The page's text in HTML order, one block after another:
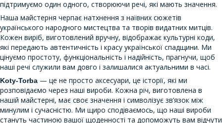
підтримуємо один одного, створюючи речі, які мають значення.
Наша майстерня черпає натхнення з наївних сюжетів
українського народного мистецтва та творів видатних митців.
Кожен виріб, виготовлений вручну, відображає культурні коди,
які передають автентичність і красу української спадщини. Ми
цінуємо простоту, функціональність і надійність, прагнучи, щоб
наші речі служили вам довго і залишалися актуальними в часі.
Koty-Torba — це не просто аксесуари, це історії, які ми
розповідаємо через наші вироби. Кожна річ, виготовлена в
нашій майстерні, має своє значення і символізує зв’язок між
минулим і сучасністю. Ми щиро сподіваємось, що наші вироби
стануть частиною вашої щоденності та допоможуть вам відчути